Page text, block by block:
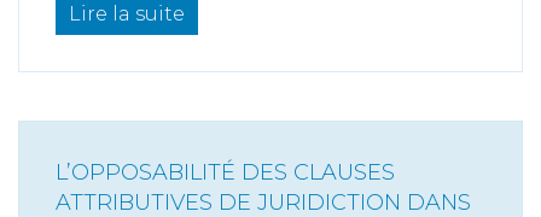
Lire la suite
L’OPPOSABILITÉ DES CLAUSES
ATTRIBUTIVES DE JURIDICTION DANS